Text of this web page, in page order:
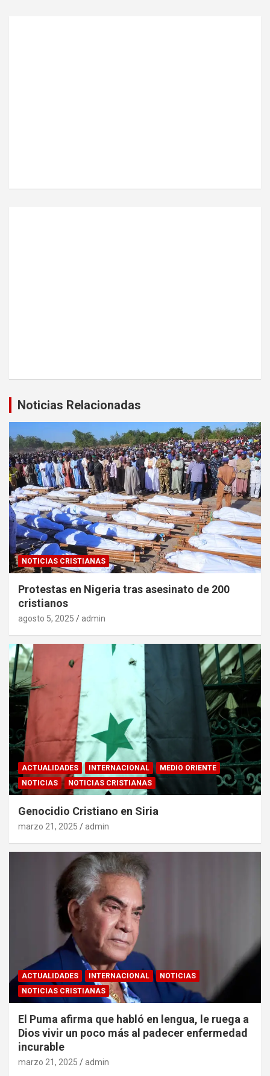
Noticias Relacionadas
NOTICIAS CRISTIANAS
Protestas en Nigeria tras asesinato de 200
cristianos
agosto 5, 2025 admin
ACTUALIDADES INTERNACIONAL
MEDIO ORIENTE
NOTICIAS
NOTICIAS CRISTIANAS
Genocidio Cristiano en Siria
marzo 21, 2025 admin
ACTUALIDADES INTERNACIONAL
NOTICIAS
NOTICIAS CRISTIANAS
El Puma afirma que habló en lengua, le ruega a
Dios vivir un poco más al padecer enfermedad
incurable
marzo 21, 2025 admin